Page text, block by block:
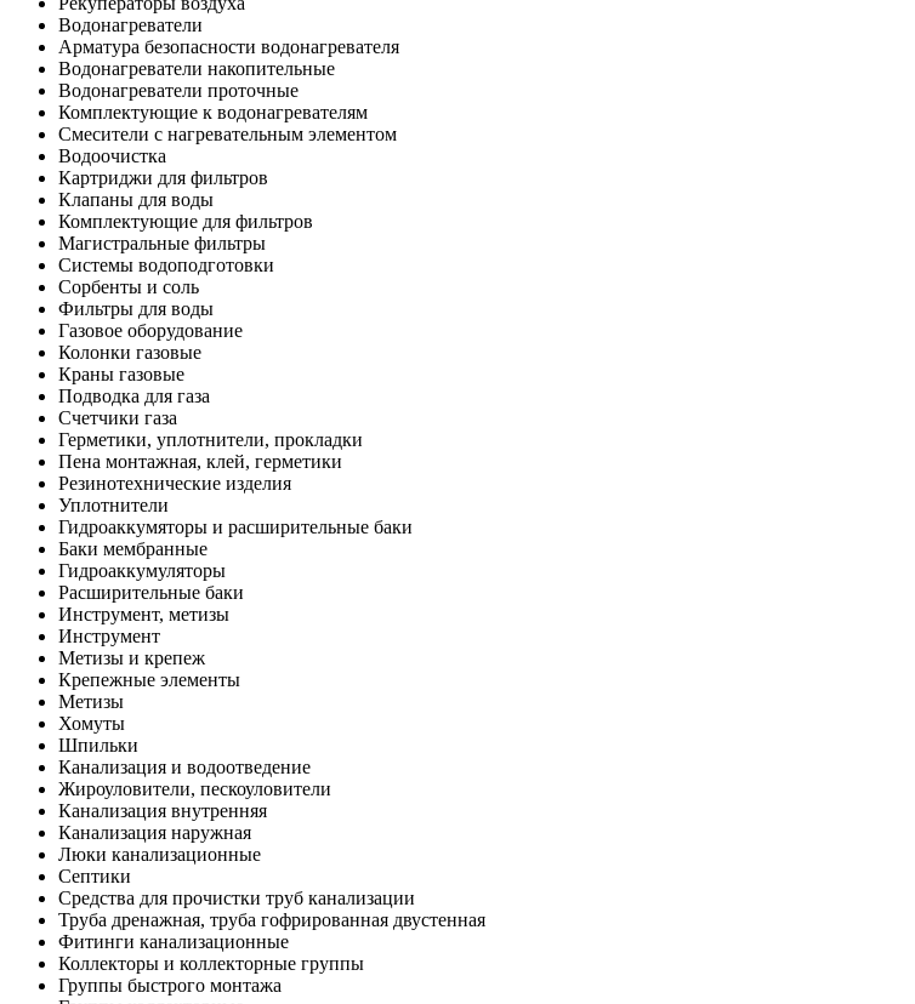
Водонагреватели
Арматура безопасности водонагревателя
Водонагреватели накопительные
Водонагреватели проточные
Комплектующие к водонагревателям
Смесители с нагревательным элементом
Водоочистка
Картриджи для фильтров
Клапаны для воды
Комплектующие для фильтров
Магистральные фильтры
Системы водоподготовки
Сорбенты и соль
Фильтры для воды
Газовое оборудование
Колонки газовые
Краны газовые
Подводка для газа
Счетчики газа
Герметики, уплотнители, прокладки
Пена монтажная, клей, герметики
Резинотехнические изделия
Уплотнители
Гидроаккумяторы и расширительные баки
Баки мембранные
Гидроаккумуляторы
Расширительные баки
Инструмент, метизы
Инструмент
Метизы и крепеж
Крепежные элементы
Метизы
Хомуты
Шпильки
Канализация и водоотведение
Жироуловители, пескоуловители
Канализация внутренняя
Канализация наружная
Люки канализационные
Септики
Средства для прочистки труб канализации
Труба дренажная, труба гофрированная двустенная
Фитинги канализационные
Коллекторы и коллекторные группы
Группы быстрого монтажа